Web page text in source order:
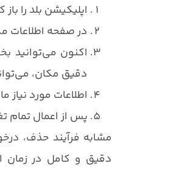
اپلیکیشن بلد را
در صفحه اطلاعات
اکنون می‌توانید
دقیق مکان،
اطلاعات مورد
پس از اعمال تمام
مشابه فرآیند حذف،
دقیق و کامل در زمان